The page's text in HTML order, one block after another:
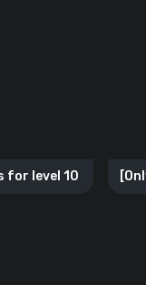
for level 10